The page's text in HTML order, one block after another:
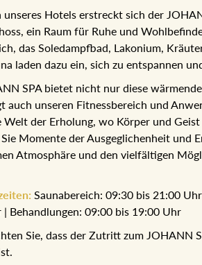
unseres Hotels erstreckt sich der
ein Raum für Ruhe und
das Soledampfbad, Lakonium,
laden dazu ein, sich zu entspannen
SPA bietet nicht nur diese
auch unseren Fitnessbereich und
Welt der Erholung, wo Körper und
Momente der Ausgeglichenheit und
Atmosphäre und den vielfältigen
Saunabereich: 09:30 bis 21:00
| Behandlungen: 09:00 bis 19:00 Uhr
Sie, dass der Zutritt zum JOHANN